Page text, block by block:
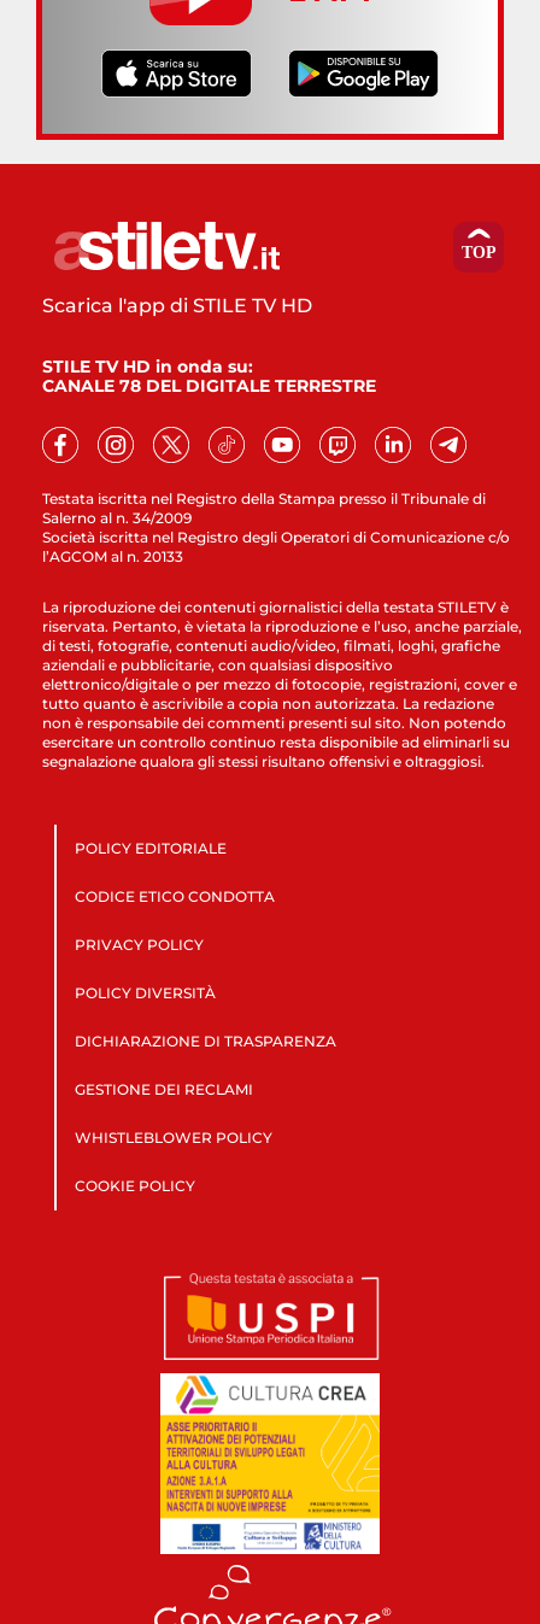
Testata iscritta nel Registro della Stampa presso il Tribunale di
Salerno al n. 34/2009
Società iscritta nel Registro degli Operatori di Comunicazione c/o
l’AGCOM al n. 20133
Scarica l'app di STILE TV HD
STILE TV HD in onda su:
CANALE 78 DEL DIGITALE TERRESTRE
La riproduzione dei contenuti giornalistici della testata STILETV è
riservata. Pertanto, è vietata la riproduzione e l’uso, anche parziale,
di testi, fotografie, contenuti audio/video, filmati, loghi, grafiche
aziendali e pubblicitarie, con qualsiasi dispositivo
elettronico/digitale o per mezzo di fotocopie, registrazioni, cover e
tutto quanto è ascrivibile a copia non autorizzata. La redazione
non è responsabile dei commenti presenti sul sito. Non potendo
esercitare un controllo continuo resta disponibile ad eliminarli su
segnalazione qualora gli stessi risultano offensivi e oltraggiosi.
POLICY EDITORIALE
CODICE ETICO CONDOTTA
PRIVACY POLICY
POLICY DIVERSITÀ
DICHIARAZIONE DI TRASPARENZA
GESTIONE DEI RECLAMI
WHISTLEBLOWER POLICY
COOKIE POLICY